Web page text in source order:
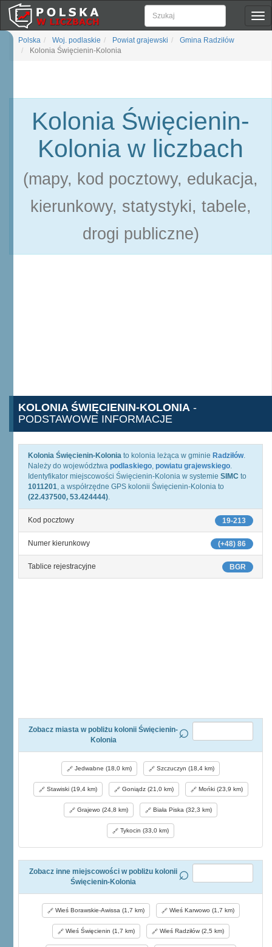
Polska Woj. podlaskie Powiat grajewski
Gmina Radziłów
Kolonia Święcienin-Kolonia
Kolonia Święcienin-
Kolonia w liczbach
(mapy, kod pocztowy, edukacja,
kierunkowy, statystyki, tabele,
drogi publiczne)
KOLONIA ŚWIĘCIENIN-KOLONIA -
PODSTAWOWE INFORMACJE
Kolonia Święcienin-Kolonia to kolonia leżąca w gminie Radziłów.
Należy do województwa podlaskiego, powiatu grajewskiego.
Identyfikator miejscowości Święcienin-Kolonia w systemie SIMC to
1011201, a współrzędne GPS kolonii Święcienin-Kolonia to
(22.437500, 53.424444).
19-213
Kod pocztowy
(+48) 86
Numer kierunkowy
BGR
Tablice rejestracyjne
Zobacz miasta w pobliżu kolonii Święcienin-
Kolonia
Jedwabne (18,0 km) Szczuczyn (18,4 km)
Stawiski (19,4 km) Goniądz (21,0 km) Mońki (23,9 km)
Grajewo (24,8 km) Biała Piska (32,3 km)
Tykocin (33,0 km)
Zobacz inne miejscowości w pobliżu kolonii
Święcienin-Kolonia
Wieś Borawskie-Awissa (1,7 km) Wieś Karwowo (1,7 km)
Wieś Święcienin (1,7 km) Wieś Radziłów (2,5 km)